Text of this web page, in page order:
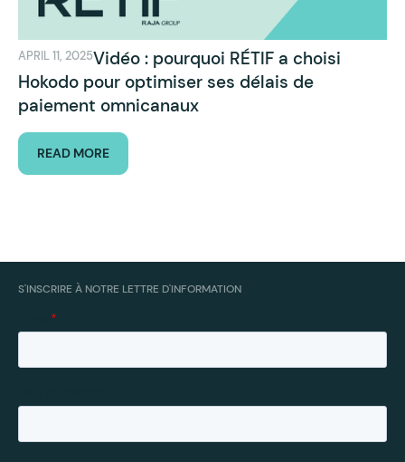
APRIL 11, 2025Vidéo : pourquoi RÉTIF a choisi
Hokodo pour optimiser ses délais de
paiement omnicanaux
READ MORE
S'INSCRIRE À NOTRE LETTRE D'INFORMATION